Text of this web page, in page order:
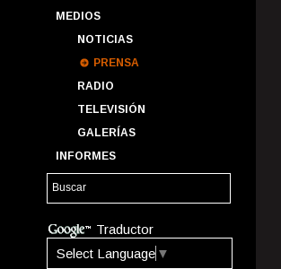
MEDIOS
NOTICIAS
PRENSA
RADIO
TELEVISIÓN
GALERÍAS
INFORMES
Traductor
Select Language ▼